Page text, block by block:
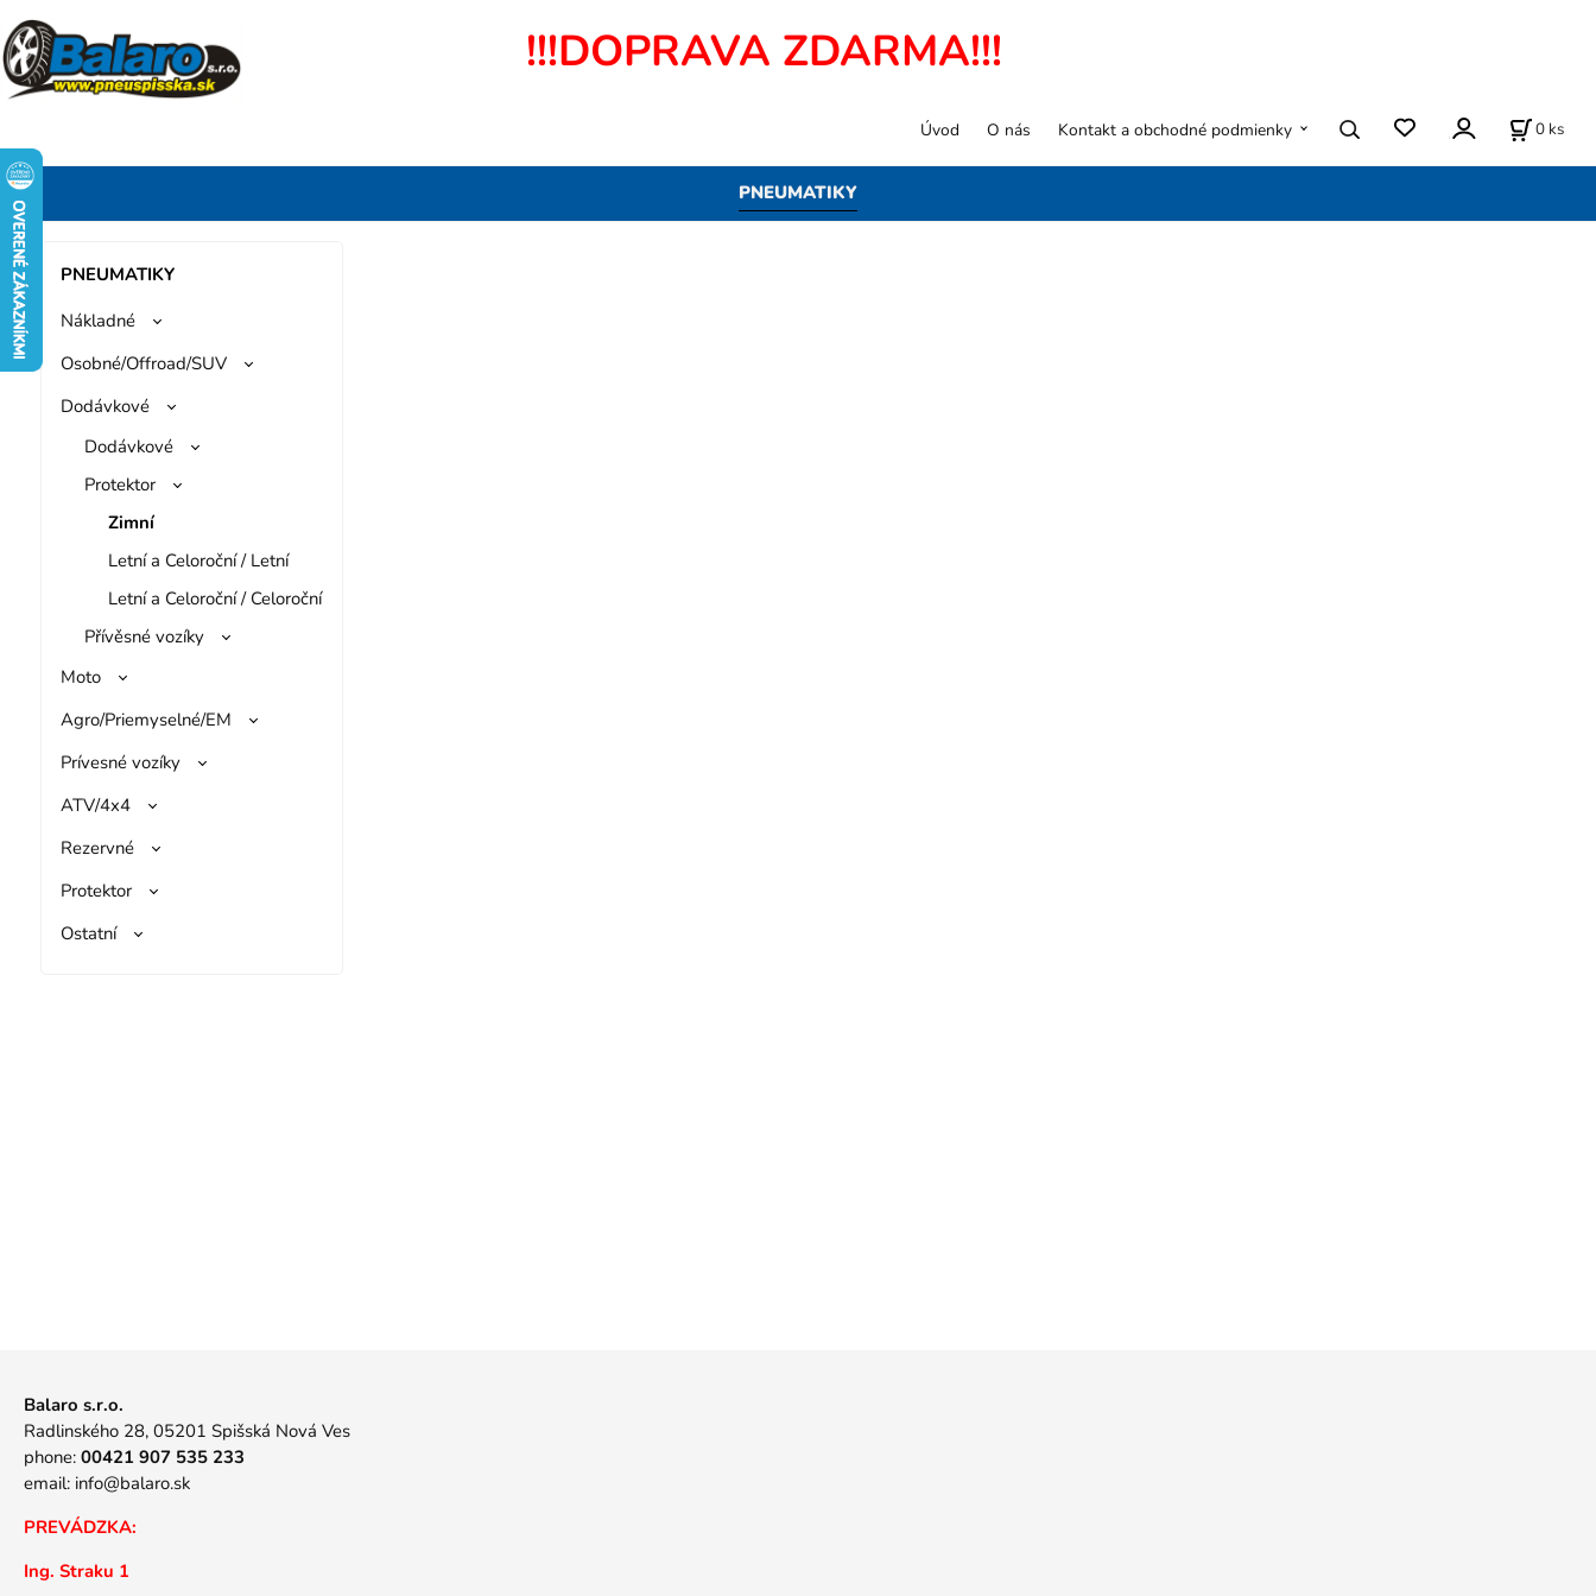
!!!DOPRAVA ZDARMA!!!
PNEUMATIKY
Úvod O nás Kontakt a obchodné podmienky 0 ks
PNEUMATIKY
Nákladné
Osobné/Offroad/SUV
Dodávkové
Dodávkové
Protektor
Zimní
Letní a Celoroční / Letní
Letní a Celoroční / Celoroční
Přívěsné vozíky
Moto
Agro/Priemyselné/EM
Prívesné vozíky
ATV/4x4
Rezervné
Protektor
Ostatní
Balaro s.r.o.
Radlinského 28, 05201 Spišská Nová Ves
phone: 00421 907 535 233
email: info@balaro.sk
PREVÁDZKA:
Ing. Straku 1